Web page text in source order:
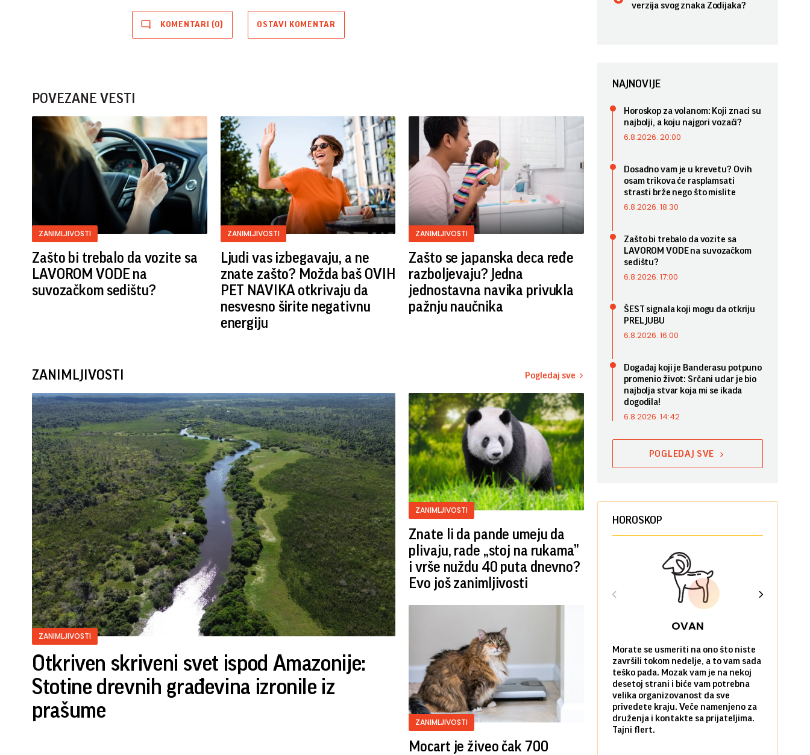
KOMENTARI (0) OSTAVI KOMENTAR
POVEZANE VESTI
ZANIMLJIVOSTI
Zašto bi trebalo da vozite sa
LAVOROM VODE na
suvozačkom sedištu?
ZANIMLJIVOSTI
Ljudi vas izbegavaju, a ne
znate zašto? Možda baš OVIH
PET NAVIKA otkrivaju da
nesvesno širite negativnu
energiju
ZANIMLJIVOSTI
Zašto se japanska deca ređe
razboljevaju? Jedna
jednostavna navika privukla
pažnju naučnika
ZANIMLJIVOSTI Pogledaj sve
ZANIMLJIVOSTI
Otkriven skriveni svet ispod Amazonije:
Stotine drevnih građevina izronile iz
prašume
ZANIMLJIVOSTI
Znate li da pande umeju da
plivaju, rade „stoj na rukama”
i vrše nuždu 40 puta dnevno?
Evo još zanimljivosti
ZANIMLJIVOSTI
Mocart je živeo čak 700
verzija svog znaka Zodijaka?
NAJNOVIJE
Horoskop za volanom: Koji znaci su
najbolji, a koju najgori vozači?
6.8.2026. 20:00
Dosadno vam je u krevetu? Ovih
osam trikova će rasplamsati
strasti brže nego što mislite
6.8.2026. 18:30
Zašto bi trebalo da vozite sa
LAVOROM VODE na suvozačkom
sedištu?
6.8.2026. 17:00
ŠEST signala koji mogu da otkriju
PRELJUBU
6.8.2026. 16:00
Događaj koji je Banderasu potpuno
promenio život: Srčani udar je bio
najbolja stvar koja mi se ikada
dogodila!
6.8.2026. 14:42
POGLEDAJ SVE
HOROSKOP
OVAN
Morate se usmeriti na ono što niste
završili tokom nedelje, a to vam sada
teško pada. Mozak vam je na nekoj
desetoj strani i biće vam potrebna
velika organizovanost da sve
privedete kraju. Veče namenjeno za
druženja i kontakte sa prijateljima.
Tajni flert.